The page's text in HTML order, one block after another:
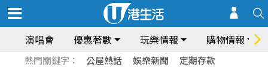
演唱會 優惠著數 玩樂情報 購物情報
熱門關鍵字： 公屋熱話 娛樂新聞 定期存款